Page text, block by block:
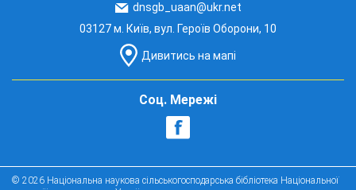
dnsgb_uaan@ukr.net
03127 м. Київ, вул. Героїв Оборони, 10
Дивитись на мапі
Соц. Мережі
© 2026 Національна наукова сільськогосподарська бібліотека Національної